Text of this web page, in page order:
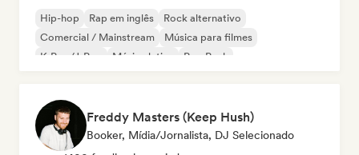
Hip-hop Rap em inglês
Rock alternativo
Comercial / Mainstream
Música para filmes
K-Pop/J-Pop
Música latina Pop Punk
Freddy Masters (Keep Hush)
Booker, Mídia/Jornalista, DJ Selecionado